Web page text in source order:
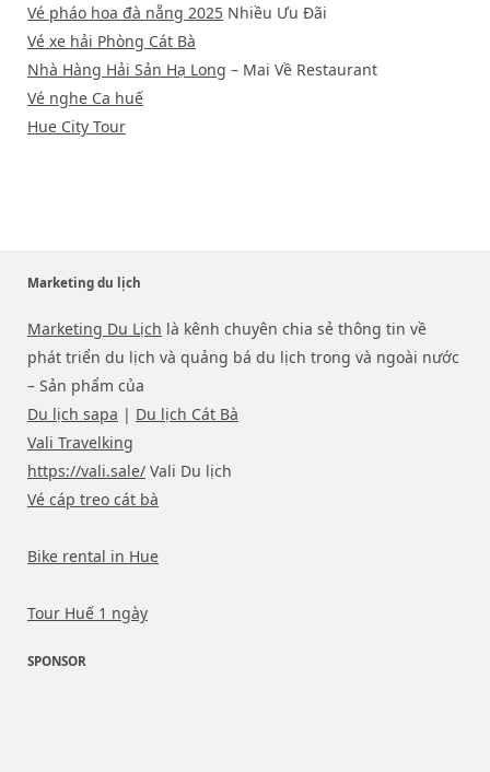
Vé pháo hoa đà nẵng 2025 Nhiều Ưu Đãi
Vé xe hải Phòng Cát Bà
Nhà Hàng Hải Sản Hạ Long – Mai Về Restaurant
Vé nghe Ca huế
Hue City Tour
Marketing du lịch
Marketing Du Lịch là kênh chuyên chia sẻ thông tin về
phát triển du lịch và quảng bá du lịch trong và ngoài nước
– Sản phẩm của
Du lịch sapa | Du lịch Cát Bà
Vali Travelking
https://vali.sale/ Vali Du lịch
Vé cáp treo cát bà
Bike rental in Hue
Tour Huế 1 ngày
SPONSOR